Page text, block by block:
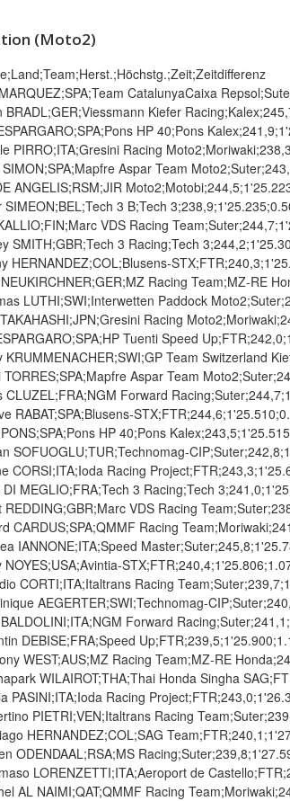
(Moto2)
CatalunyaCaixa
BRADL;GER;Viessmann Kiefer
HP 40;Pons
PIRRO;ITA;Gresini Racing
Aspar Team
ANGELIS;RSM;JIR
SIMEON;BEL;Tech 3 B;Tech
VDS Racing
SMITH;GBR;Tech 3 Racing;Tech
HERNANDEZ;COL;Blusens-
Racing Team;MZ-RE
LUTHI;SWI;Interwetten Paddock
Racing
Tuenti Speed
KRUMMENACHER;SWI;GP Team Switzerland
TORRES;SPA;Mapfre Aspar Team
CLUZEL;FRA;NGM Forward
RABAT;SPA;Blusens-
HP 40;Pons
SOFUOGLU;TUR;Technomag-
CORSI;ITA;Ioda Racing
MEGLIO;FRA;Tech 3 Racing;Tech
REDDING;GBR;Marc VDS Racing
CARDUS;SPA;QMMF Racing
IANNONE;ITA;Speed
NOYES;USA;Avintia-
CORTI;ITA;Italtrans Racing
AEGERTER;SWI;Technomag-
Forward
DEBISE;FRA;Speed
WEST;AUS;MZ Racing Team;MZ-RE
WILAIROT;THA;Thai Honda Singha
PASINI;ITA;Ioda Racing
PIETRI;VEN;Italtrans Racing
HERNANDEZ;COL;SAG
ODENDAAL;RSA;MS
LORENZETTI;ITA;Aeroport de
AL NAIMI;QAT;QMMF Racing